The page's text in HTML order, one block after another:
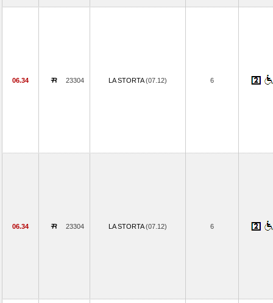
06.34 23304 LA STORTA(07.12) 6
06.34 23304 LA STORTA(07.12) 6